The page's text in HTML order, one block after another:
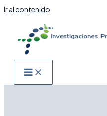
Ir al contenido